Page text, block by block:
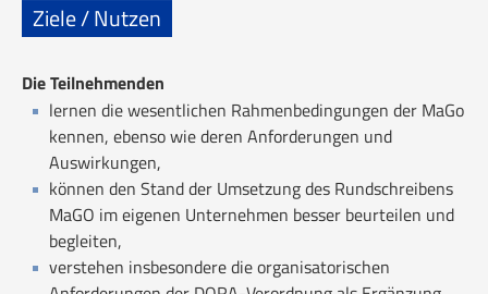
Ziele / Nutzen
Die Teilnehmenden
lernen die wesentlichen Rahmenbedingungen der MaGo
kennen, ebenso wie deren Anforderungen und
Auswirkungen,
können den Stand der Umsetzung des Rundschreibens
MaGO im eigenen Unternehmen besser beurteilen und
begleiten,
verstehen insbesondere die organisatorischen